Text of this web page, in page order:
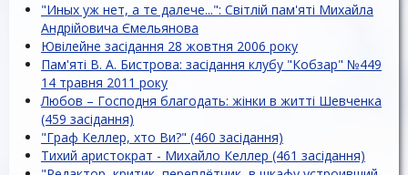
"Иных уж нет, а те далече...": Світлій пам'яті Михайла
Андрійовича Ємельянова
Ювілейне засідання 28 жовтня 2006 року
Пам'яті В. А. Бистрова: засідання клубу "Кобзар" №449
14 травня 2011 року
Любов – Господня благодать: жінки в житті Шевченка
(459 засідання)
"Граф Келлер, хто Ви?" (460 засідання)
Тихий аристократ - Михайло Келлер (461 засідання)